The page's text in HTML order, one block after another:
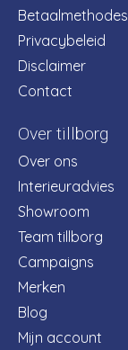
Betaalmethodes
Privacybeleid
Disclaimer
Contact
Over tillborg
Over ons
Interieuradvies
Showroom
Team tillborg
Campaigns
Merken
Blog
Mijn account